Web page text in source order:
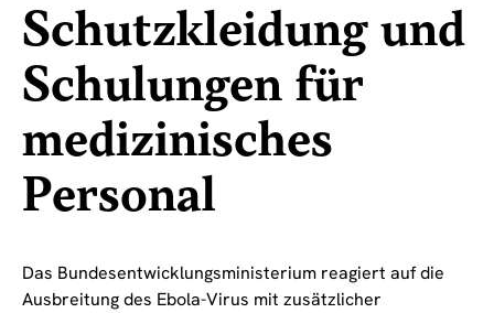
Schutzkleidung und
Schulungen für
medizinisches
Personal
Das Bundesentwicklungsministerium reagiert auf die
Ausbreitung des Ebola-Virus mit zusätzlicher